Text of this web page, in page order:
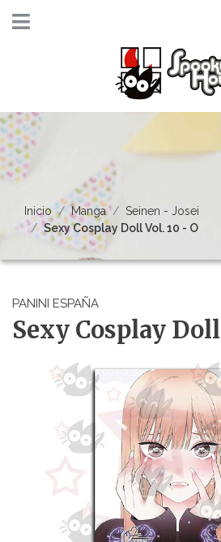
Inicio Manga
Seinen - Josei
Sexy Cosplay Doll Vol. 10 - O
PANINI ESPAÑA
Sexy Cosplay